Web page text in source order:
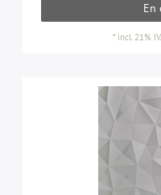
En
* incl. 21%